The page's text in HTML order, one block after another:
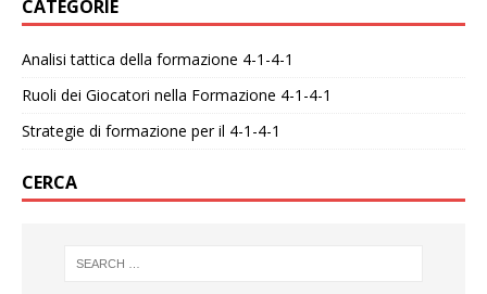
CATEGORIE
Analisi tattica della formazione 4-1-4-1
Ruoli dei Giocatori nella Formazione 4-1-4-1
Strategie di formazione per il 4-1-4-1
CERCA